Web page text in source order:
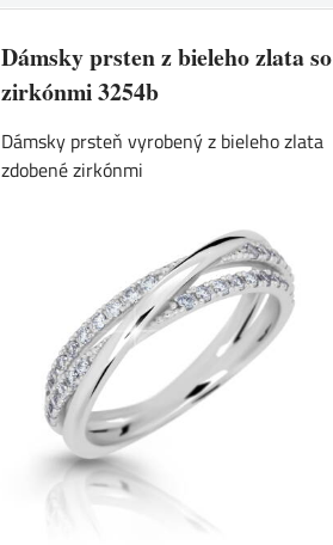
Dámsky prsten z bieleho zlata so
zirkónmi 3254b
Dámsky prsteň vyrobený z bieleho zlata
zdobené zirkónmi